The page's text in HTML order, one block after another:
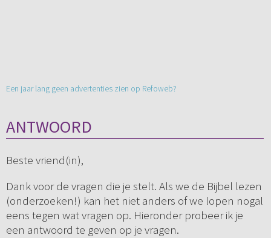
Een jaar lang geen advertenties zien op Refoweb?
ANTWOORD
Beste vriend(in),
Dank voor de vragen die je stelt. Als we de Bijbel lezen
(onderzoeken!) kan het niet anders of we lopen nogal
eens tegen wat vragen op. Hieronder probeer ik je
een antwoord te geven op je vragen.